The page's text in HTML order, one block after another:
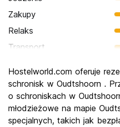
Zakupy
Relaks
Transport
Kultura
Imprezy
Najlepsza wartość
Hostelworld.com oferuje
schronisk w Oudtshoorn .
o schroniskach w
młodzieżowe na mapie
specjalnych, takich jak